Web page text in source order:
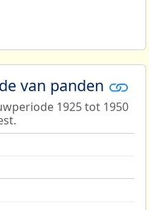
van panden
1925 tot 1950